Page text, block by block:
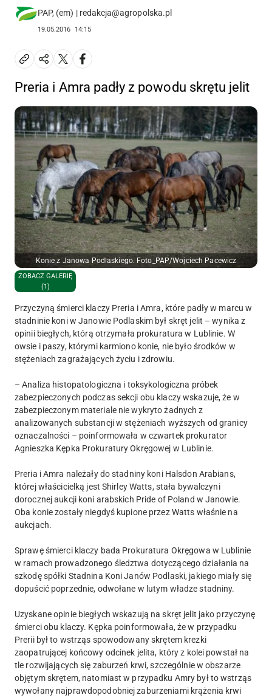
PAP, (em) | redakcja@agropolska.pl
19.05.2016 14:15
Preria i Amra padły z powodu skrętu jelit
Konie z Janowa Podlaskiego. Foto_PAP/Wojciech Pacewicz
ZOBACZ GALERIĘ
(1)
Przyczyną śmierci klaczy Preria i Amra, które padły w marcu w
stadninie koni w Janowie Podlaskim był skręt jelit – wynika z
opinii biegłych, którą otrzymała prokuratura w Lublinie. W
owsie i paszy, którymi karmiono konie, nie było środków w
stężeniach zagrażających życiu i zdrowiu.
– Analiza histopatologiczna i toksykologiczna próbek
zabezpieczonych podczas sekcji obu klaczy wskazuje, że w
zabezpieczonym materiale nie wykryto żadnych z
analizowanych substancji w stężeniach wyższych od granicy
oznaczalności – poinformowała w czwartek prokurator
Agnieszka Kępka Prokuratury Okręgowej w Lublinie.
Preria i Amra należały do stadniny koni Halsdon Arabians,
której właścicielką jest Shirley Watts, stała bywalczyni
dorocznej aukcji koni arabskich Pride of Poland w Janowie.
Oba konie zostały niegdyś kupione przez Watts właśnie na
aukcjach.
Sprawę śmierci klaczy bada Prokuratura Okręgowa w Lublinie
w ramach prowadzonego śledztwa dotyczącego działania na
szkodę spółki Stadnina Koni Janów Podlaski, jakiego miały się
dopuścić poprzednie, odwołane w lutym władze stadniny.
Uzyskane opinie biegłych wskazują na skręt jelit jako przyczynę
śmierci obu klaczy. Kępka poinformowała, że w przypadku
Prerii był to wstrząs spowodowany skrętem krezki
zaopatrującej końcowy odcinek jelita, który z kolei powstał na
tle rozwijających się zaburzeń krwi, szczególnie w obszarze
objętym skrętem, natomiast w przypadku Amry był to wstrząs
wywołany najprawdopodobniej zaburzeniami krążenia krwi